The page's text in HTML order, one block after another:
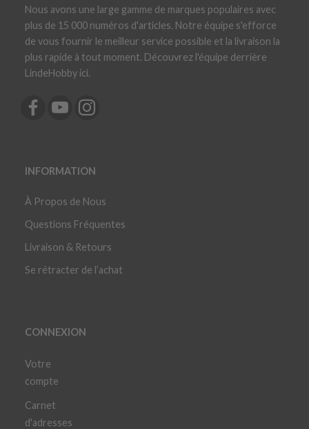
Nous avons une large gamme de marques populaires avec
plus de 15 000 numéros d'articles. Notre équipe s'efforce
de vous fournir le meilleur service possible et la livraison la
plus rapide à tout moment. Découvrez l'équipe derrière
LindeHobby ici.
INFORMATION
À Propos de Nous
Questions Fréquentes
Livraison & Retours
Se rétracter de l’achat
CONNEXION
Votre
compte
Carnet
d'adresses